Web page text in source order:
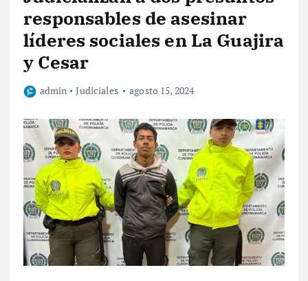
responsables de asesinar
líderes sociales en La Guajira
y Cesar
admin Judiciales agosto 15, 2024